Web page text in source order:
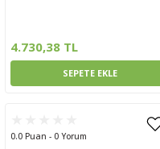
4.730,38 TL
SEPETE EKLE
0.0 Puan - 0 Yorum